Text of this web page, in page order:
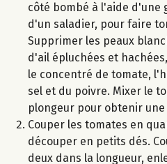
côté bombé à l'aide d'une
d'un saladier, pour faire
Supprimer les peaux
d'ail épluchées et
le concentré de tomate,
sel et du poivre. Mixer le
plongeur pour obtenir
Couper les tomates en
découper en petits dés.
deux dans la longueur,